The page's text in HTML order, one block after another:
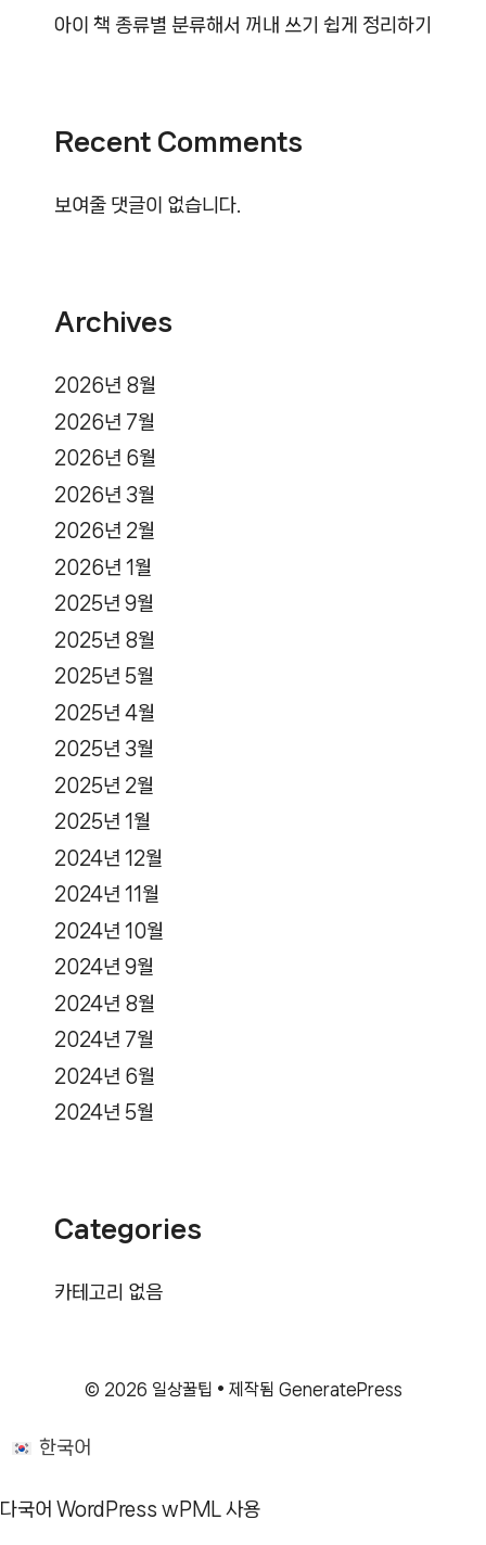
아이 책 종류별 분류해서 꺼내 쓰기 쉽게 정리하기
Recent Comments
보여줄 댓글이 없습니다.
Archives
2026년 8월
2026년 7월
2026년 6월
2026년 3월
2026년 2월
2026년 1월
2025년 9월
2025년 8월
2025년 5월
2025년 4월
2025년 3월
2025년 2월
2025년 1월
2024년 12월
2024년 11월
2024년 10월
2024년 9월
2024년 8월
2024년 7월
2024년 6월
2024년 5월
Categories
카테고리 없음
© 2026 일상꿀팁 • 제작됨 GeneratePress
한국어
다국어 WordPress wPML 사용